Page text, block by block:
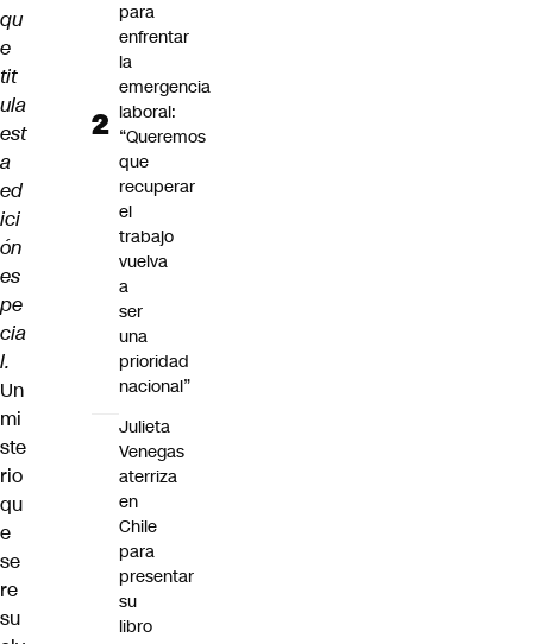
qu
e
tit
ula
est
a
ed
ici
ón
es
pe
cia
l.
Un
mi
ste
rio
qu
e
se
re
su
para
enfrentar
la
emergencia
laboral:
“Queremos
que
recuperar
el
trabajo
vuelva
a
ser
una
prioridad
nacional”
Julieta
Venegas
aterriza
en
Chile
para
presentar
su
libro